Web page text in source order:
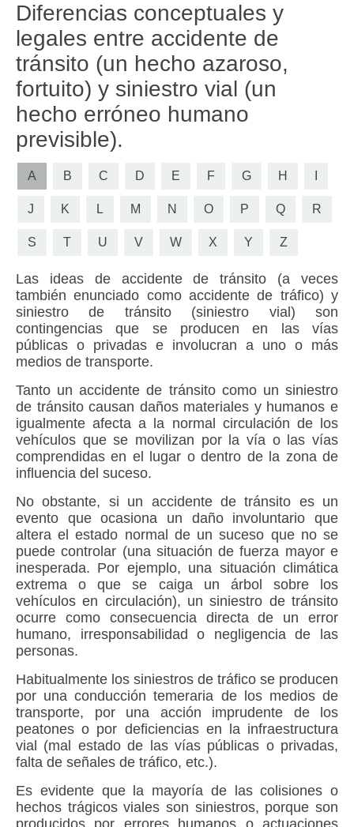
Diferencias conceptuales y
legales entre accidente de
tránsito (un hecho azaroso,
fortuito) y siniestro vial (un
hecho erróneo humano
previsible).
A B C D E F G H
J K L M N O P Q R
S T U V W X Y Z
Las ideas de accidente de tránsito (a veces
también enunciado como accidente de tráfico) y
siniestro de tránsito(siniestro vial) son
contingencias que se producen en las vías
públicas o privadas e involucran a uno o más
medios de transporte.
Tanto un accidente de tránsito como un siniestro
de tránsito causan daños materiales y humanos e
igualmente afecta a la normal circulación de los
vehículos que se movilizan por la vía o las vías
comprendidas en el lugar o dentro de la zona de
influencia del suceso.
No obstante, si un accidente de tránsito es un
evento que ocasiona un daño involuntario que
altera el estado normal de un suceso que no se
puede controlar (una situación de fuerza mayor e
inesperada. Por ejemplo, una situación climática
extrema o que se caiga un árbol sobre los
vehículos en circulación), un siniestro de tránsito
ocurre como consecuencia directa de un error
humano, irresponsabilidad o negligencia de las
personas.
Habitualmente los siniestros de tráfico se producen
por una conducción temeraria de los medios de
transporte, por una acción imprudente de los
peatones o por deficiencias en la infraestructura
vial (mal estado de las vías públicas o privadas,
falta de señales de tráfico, etc.).
Es evidente que la mayoría de las colisiones o
hechos trágicos viales son siniestros, porque son
producidos por errores humanos o actuaciones